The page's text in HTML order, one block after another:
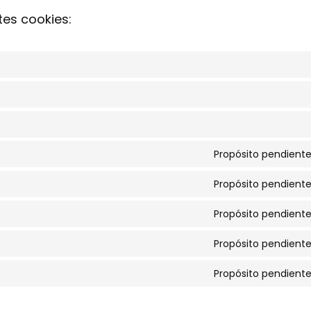
cookies:
Propósito
Propósito
Propósito
Propósito
Propósito